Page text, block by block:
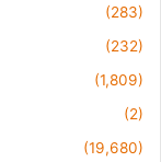
(283)
(232)
(1,809)
(2)
(19,680)